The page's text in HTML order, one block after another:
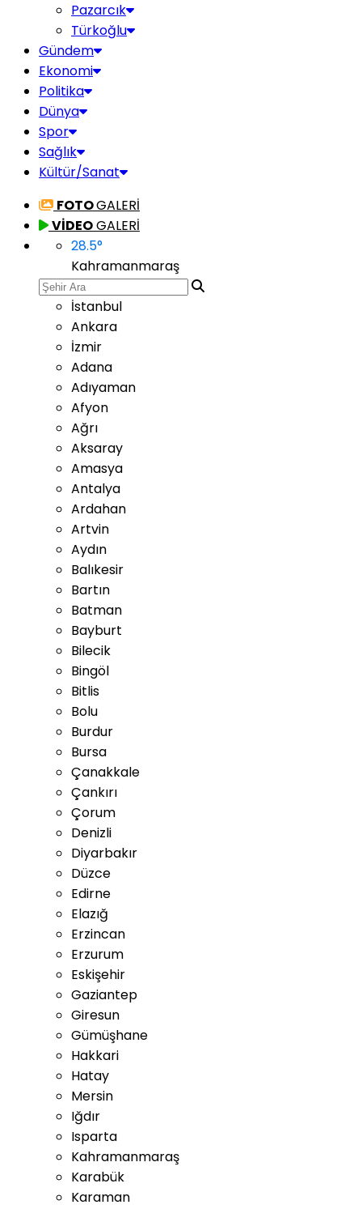
Pazarcık
Türkoğlu
Gündem
Ekonomi
Politika
Dünya
Spor
Sağlık
Kültür/Sanat
FOTOGALERİ
VİDEOGALERİ
28.5°
Kahramanmaraş
İstanbul
Ankara
İzmir
Adana
Adıyaman
Afyon
Ağrı
Aksaray
Amasya
Antalya
Ardahan
Artvin
Aydın
Balıkesir
Bartın
Batman
Bayburt
Bilecik
Bingöl
Bitlis
Bolu
Burdur
Bursa
Çanakkale
Çankırı
Çorum
Denizli
Diyarbakır
Düzce
Edirne
Elazığ
Erzincan
Erzurum
Eskişehir
Gaziantep
Giresun
Gümüşhane
Hakkari
Hatay
Mersin
Iğdır
Isparta
Kahramanmaraş
Karabük
Karaman